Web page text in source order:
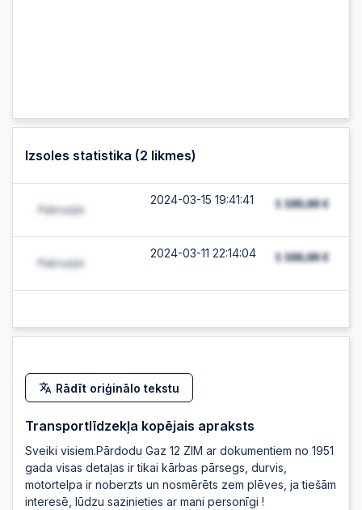
Izsoles statistika (2 likmes)
2024-03-15 19:41:41
2024-03-11 22:14:04
Rādīt oriģinālo tekstu
Transportlīdzekļa kopējais apraksts
Sveiki visiem.Pārdodu Gaz 12 ZIM ar dokumentiem no 1951
gada visas detaļas ir tikai kārbas pārsegs, durvis,
motortelpa ir noberzts un nosmērēts zem plēves, ja tiešām
interesē, lūdzu sazinieties ar mani personīgi !